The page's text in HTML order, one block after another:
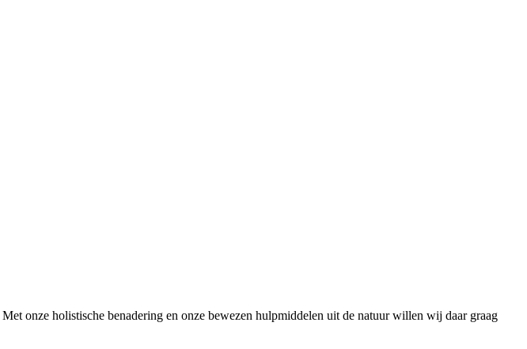
onze holistische benadering en onze bewezen hulpmiddelen uit de natuur willen wij daar graag